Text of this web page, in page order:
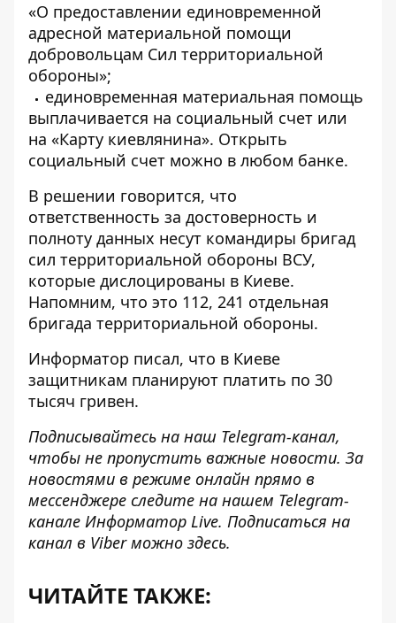
«О предоставлении единовременной
адресной материальной помощи
добровольцам Сил территориальной
обороны»;
единовременная материальная помощь
выплачивается на социальный счет или
на «Карту киевлянина». Открыть
социальный счет можно в любом банке.
В решении говорится, что
ответственность за достоверность и
полноту данных несут командиры бригад
сил территориальной обороны ВСУ,
которые дислоцированы в Киеве.
Напомним, что это 112, 241 отдельная
бригада территориальной обороны.
Информатор писал, что в Киеве
защитникам планируют платить по 30
тысяч гривен.
Подписывайтесь на наш Telegram-канал,
чтобы не пропустить важные новости. За
новостями в режиме онлайн прямо в
мессенджере следите на нашем Telegram-
канале Информатор Live. Подписаться на
канал в Viber можно здесь.
ЧИТАЙТЕ ТАКЖЕ: